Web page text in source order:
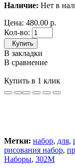
Наличие: Нет в
Цена: 480.00 р.
Кол-во:
Купить
В закладки
В сравнение
Купить в 1 клик
Метки: набор, для,
рисования набор,
Наборы, 302М